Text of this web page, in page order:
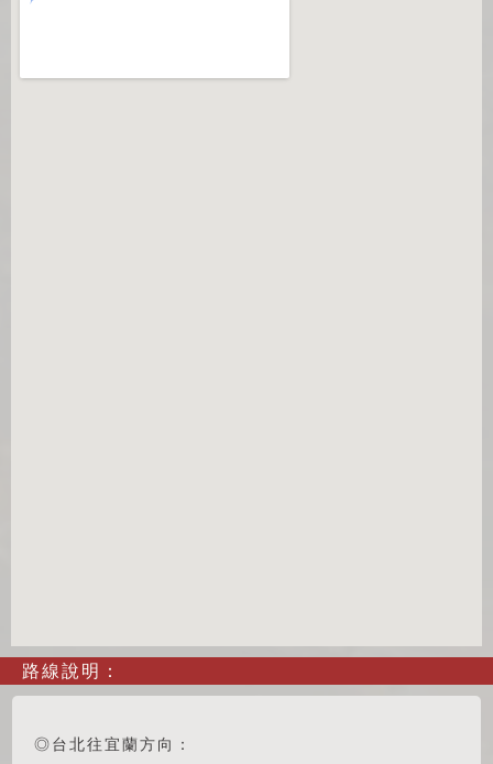
路線說明：
◎台北往宜蘭方向：